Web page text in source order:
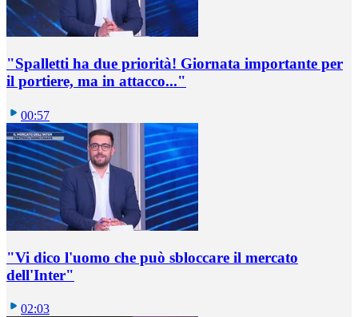
"Spalletti ha due priorità! Giornata importante per
il portiere, ma in attacco..."
00:57
"Vi dico l'uomo che può sbloccare il mercato
dell'Inter"
02:03